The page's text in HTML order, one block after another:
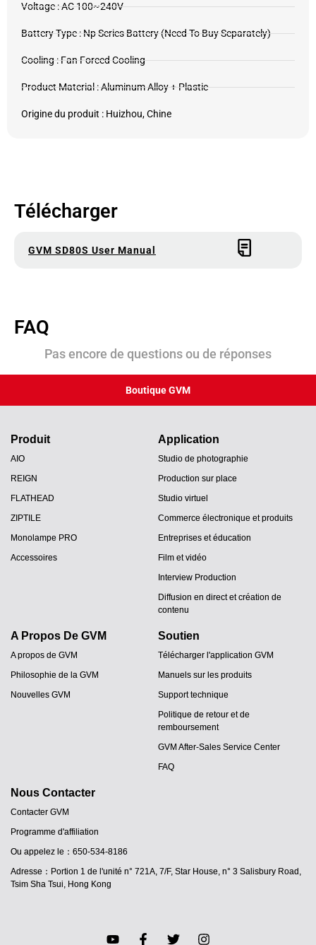
Voltage : AC 100~240V
Battery Type : Np Series Battery (Need To Buy Separately)
Cooling : Fan Forced Cooling
Product Material : Aluminum Alloy + Plastic
Origine du produit : Huizhou, Chine
Télécharger
GVM SD80S User Manual
FAQ
Pas encore de questions ou de réponses
Boutique GVM
Produit
AIO
REIGN
FLATHEAD
ZIPTILE
Monolampe PRO
Accessoires
Application
Studio de photographie
Production sur place
Studio virtuel
Commerce électronique et produits
Entreprises et éducation
Film et vidéo
Interview Production
Diffusion en direct et création de
contenu
A Propos De GVM
A propos de GVM
Philosophie de la GVM
Nouvelles GVM
Soutien
Télécharger l'application GVM
Manuels sur les produits
Support technique
Politique de retour et de
remboursement
GVM After-Sales Service Center
FAQ
Nous Contacter
Contacter GVM
Programme d'affiliation
Ou appelez le：650-534-8186
Adresse：Portion 1 de l'unité n° 721A, 7/F, Star House, n° 3 Salisbury Road,
Tsim Sha Tsui, Hong Kong
ES
JA